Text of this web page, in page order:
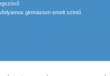
gimnázium emelt szintű